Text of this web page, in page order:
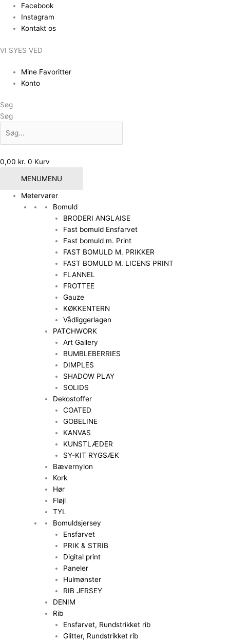
indholdet
Facebook
Instagram
Kontakt os
VI SYES VED
Mine Favoritter
Konto
Søg
Søg
0,00 kr. 0 Kurv
MENUMENU
Metervarer
Bomuld
BRODERI ANGLAISE
Fast bomuld Ensfarvet
Fast bomuld m. Print
FAST BOMULD M. PRIKKER
FAST BOMULD M. LICENS PRINT
FLANNEL
FROTTEE
Gauze
KØKKENTERN
Vådliggerlagen
PATCHWORK
Art Gallery
BUMBLEBERRIES
DIMPLES
SHADOW PLAY
SOLIDS
Dekostoffer
COATED
GOBELINE
KANVAS
KUNSTLÆDER
SY-KIT RYGSÆK
Bævernylon
Kork
Hør
Fløjl
TYL
Bomuldsjersey
Ensfarvet
PRIK & STRIB
Digital print
Paneler
Hulmønster
RIB JERSEY
DENIM
Rib
Ensfarvet, Rundstrikket rib
Glitter, Rundstrikket rib